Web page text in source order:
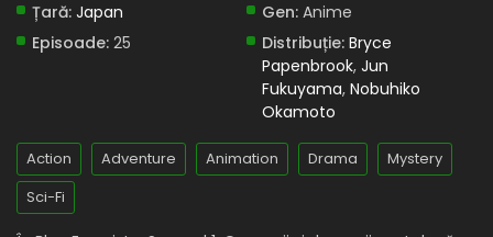
Blue Exorcist – Sezonul 1 Episodul 10 – Pisica
Eps 10 - Pisica neagră - 6 July, 2025
Blue Exorcist – Sezonul 1 Episodul 9 – Amintiri
Eps 9 - Amintiri - 6 July, 2025
Țară: Japan Gen: Anime
Episoade: 25 Distribuție: Bryce
Papenbrook, Jun
Fukuyama, Nobuhiko
Okamoto
Action Adventure Animation Drama
Mystery
Sci-Fi